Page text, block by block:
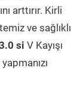
arttırır. Kirli
ve sağlıklı
si V Kayışı